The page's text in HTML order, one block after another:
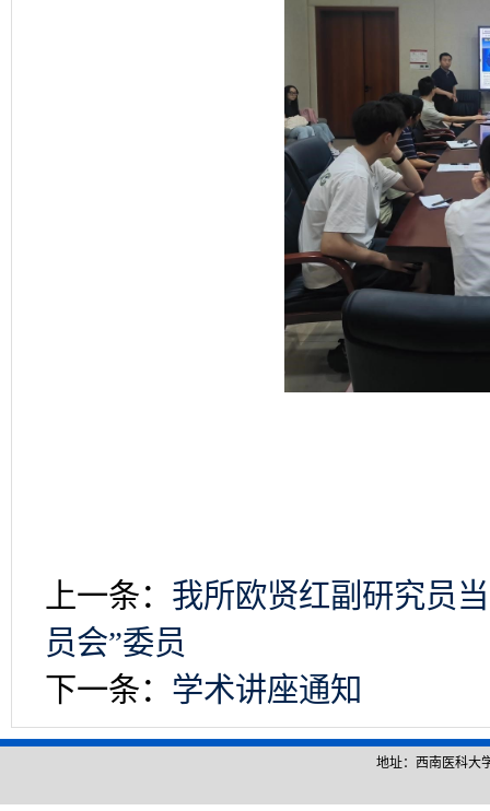
上一条： 我所欧贤红副研究员
员会”委员
下一条： 学术讲座通知
地址：西南医科大